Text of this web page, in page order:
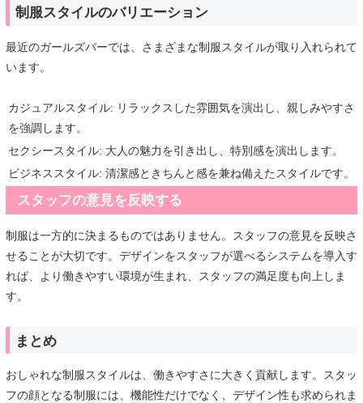
制服スタイルのバリエーション
最近のガールズバーでは、さまざまな制服スタイルが取り入れられて
います。
カジュアルスタイル: リラックスした雰囲気を演出し、親しみやすさ
を強調します。
セクシースタイル: 大人の魅力を引き出し、特別感を演出します。
ビジネススタイル: 清潔感ときちんと感を兼ね備えたスタイルです。
スタッフの意見を反映する
制服は一方的に決まるものではありません。スタッフの意見を反映さ
せることが大切です。デザインをスタッフが選べるシステムを導入す
れば、より働きやすい環境が生まれ、スタッフの満足度も向上しま
す。
まとめ
おしゃれな制服スタイルは、働きやすさに大きく貢献します。スタッ
フの顔となる制服には、機能性だけでなく、デザイン性も求められま